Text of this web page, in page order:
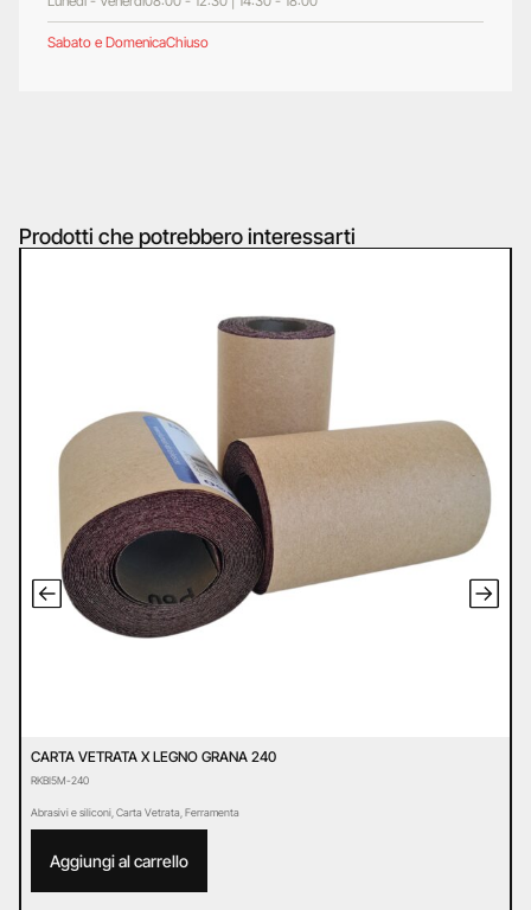
Sabato e DomenicaChiuso
Prodotti che potrebbero interessarti
CARTA VETRATA X LEGNO GRANA 240
RKBI5M-240
Abrasivi e siliconi Carta Vetrata Ferramenta
Aggiungi al carrello